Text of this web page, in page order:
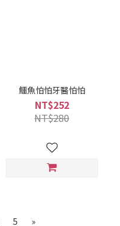
鱷魚怕怕牙醫怕怕
NT$252
NT$280
5 »